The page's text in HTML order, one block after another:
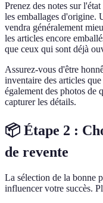
Prenez des notes sur
les emballages d'origine.
vendra généralement
les articles encore
que ceux qui sont déjà
Assurez-vous d'être
inventaire des articles
également des photos de
capturer les détails.
📦 Étape 2 :
de revente
La sélection de la bonne
influencer votre succès.